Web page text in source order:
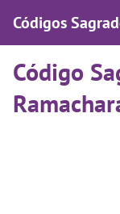
Códigos
Código